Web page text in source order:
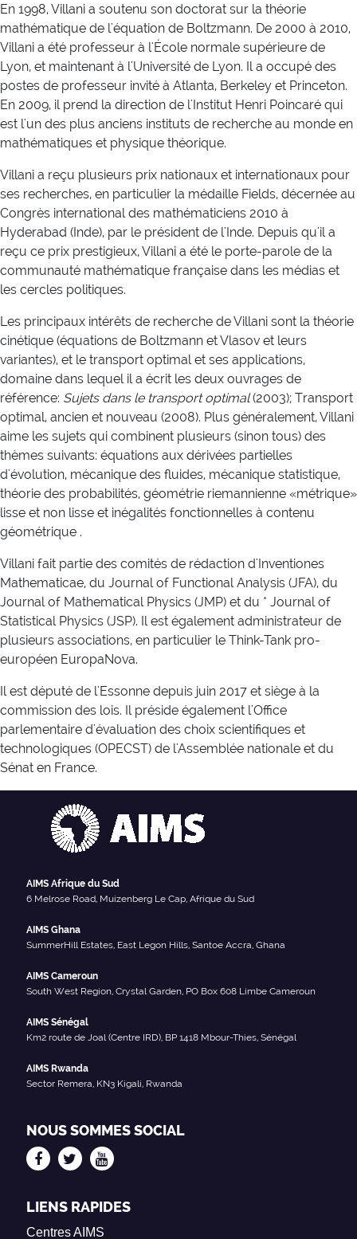
En 1998, Villani a soutenu son doctorat sur la théorie
mathématique de l'équation de Boltzmann. De 2000 à 2010,
Villani a été professeur à l'École normale supérieure de
Lyon, et maintenant à l'Université de Lyon. Il a occupé des
postes de professeur invité à Atlanta, Berkeley et Princeton.
En 2009, il prend la direction de l'Institut Henri Poincaré qui
est l'un des plus anciens instituts de recherche au monde en
mathématiques et physique théorique.
Villani a reçu plusieurs prix nationaux et internationaux pour
ses recherches, en particulier la médaille Fields, décernée au
Congrès international des mathématiciens 2010 à
Hyderabad (Inde), par le président de l'Inde. Depuis qu'il a
reçu ce prix prestigieux, Villani a été le porte-parole de la
communauté mathématique française dans les médias et
les cercles politiques.
Les principaux intérêts de recherche de Villani sont la théorie
cinétique (équations de Boltzmann et Vlasov et leurs
variantes), et le transport optimal et ses applications,
domaine dans lequel il a écrit les deux ouvrages de
référence: Sujets dans le transport optimal(2003); Transport
optimal, ancien et nouveau (2008). Plus généralement, Villani
aime les sujets qui combinent plusieurs (sinon tous) des
thèmes suivants: équations aux dérivées partielles
d'évolution, mécanique des fluides, mécanique statistique,
théorie des probabilités, géométrie riemannienne «métrique»
lisse et non lisse et inégalités fonctionnelles à contenu
géométrique .
Villani fait partie des comités de rédaction d'Inventiones
Mathematicae, du Journal of Functional Analysis (JFA), du
Journal of Mathematical Physics (JMP) et du * Journal of
Statistical Physics (JSP). Il est également administrateur de
plusieurs associations, en particulier le Think-Tank pro-
européen EuropaNova.
Il est député de l'Essonne depuis juin 2017 et siège à la
commission des lois. Il préside également l'Office
parlementaire d'évaluation des choix scientifiques et
technologiques (OPECST) de l'Assemblée nationale et du
Sénat en France.
AIMS Afrique du Sud
6 Melrose Road, Muizenberg Le Cap, Afrique du Sud
AIMS Ghana
SummerHill Estates, East Legon Hills, Santoe Accra, Ghana
AIMS Cameroun
South West Region, Crystal Garden, PO Box 608 Limbe Cameroun
AIMS Sénégal
Km2 route de Joal (Centre IRD), BP 1418 Mbour-Thies, Sénégal
AIMS Rwanda
Sector Remera, KN3 Kigali, Rwanda
NOUS SOMMES SOCIAL
LIENS RAPIDES
Centres AIMS